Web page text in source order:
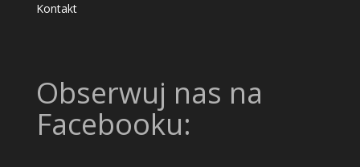
Kontakt
Obserwuj nas na
Facebooku: